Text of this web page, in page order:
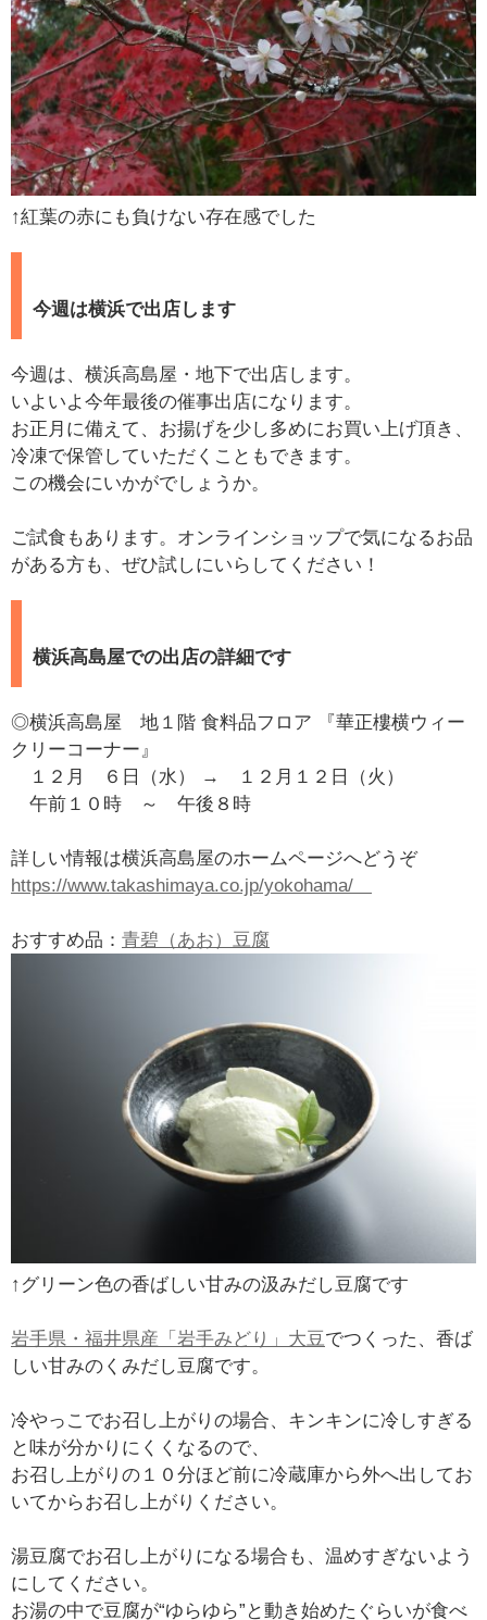
↑紅葉の赤にも負けない存在感でした
今週は横浜で出店します
今週は、横浜高島屋・地下で出店します。
いよいよ今年最後の催事出店になります。
お正月に備えて、お揚げを少し多めにお買い上げ頂き、
冷凍で保管していただくこともできます。
この機会にいかがでしょうか。
ご試食もあります。オンラインショップで気になるお品
がある方も、ぜひ試しにいらしてください！
横浜高島屋での出店の詳細です
◎横浜高島屋 地１階 食料品フロア 『華正樓横ウィー
クリーコーナー』
１２月 ６日（水） → １２月１２日（火）
午前１０時 ～ 午後８時
詳しい情報は横浜高島屋のホームページへどうぞ
https://www.takashimaya.co.jp/yokohama/
おすすめ品： 青碧（あお）豆腐
↑グリーン色の香ばしい甘みの汲みだし豆腐です
岩手県・福井県産「岩手みどり」大豆でつくった、香ば
しい甘みのくみだし豆腐です。
冷やっこでお召し上がりの場合、キンキンに冷しすぎる
と味が分かりにくくなるので、
お召し上がりの１０分ほど前に冷蔵庫から外へ出してお
いてからお召し上がりください。
湯豆腐でお召し上がりになる場合も、温めすぎないよう
にしてください。
お湯の中で豆腐が“ゆらゆら”と動き始めたぐらいが食べ